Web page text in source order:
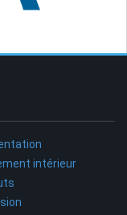
intérieur